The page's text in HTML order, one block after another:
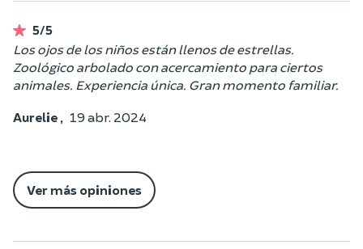
5/5
Los ojos de los niños están llenos de estrellas.
Zoológico arbolado con acercamiento para ciertos
animales. Experiencia única. Gran momento familiar.
Aurelie , 19 abr. 2024
Ver más opiniones